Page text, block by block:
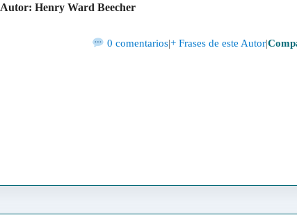
Autor: Henry Ward Beecher
0 comentarios|+ Frases de este Autor|